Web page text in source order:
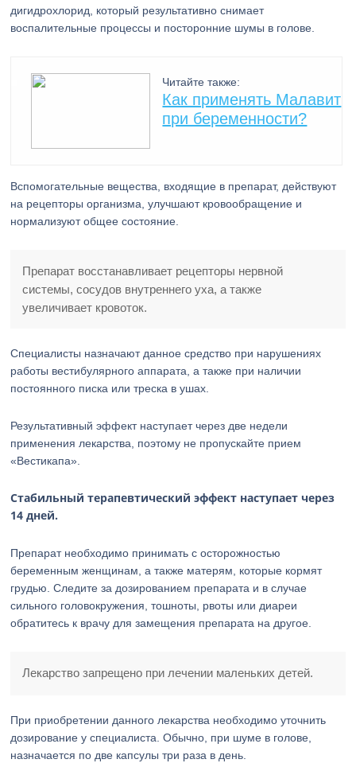
дигидрохлорид, который результативно снимает
воспалительные процессы и посторонние шумы в голове.
Читайте также:
Как применять Малавит
при беременности?
Вспомогательные вещества, входящие в препарат, действуют
на рецепторы организма, улучшают кровообращение и
нормализуют общее состояние.
Препарат восстанавливает рецепторы нервной
системы, сосудов внутреннего уха, а также
увеличивает кровоток.
Специалисты назначают данное средство при нарушениях
работы вестибулярного аппарата, а также при наличии
постоянного писка или треска в ушах.
Результативный эффект наступает через две недели
применения лекарства, поэтому не пропускайте прием
«Вестикапа».
Стабильный терапевтический эффект наступает через
14 дней.
Препарат необходимо принимать с осторожностью
беременным женщинам, а также матерям, которые кормят
грудью. Следите за дозированием препарата и в случае
сильного головокружения, тошноты, рвоты или диареи
обратитесь к врачу для замещения препарата на другое.
Лекарство запрещено при лечении маленьких детей.
При приобретении данного лекарства необходимо уточнить
дозирование у специалиста. Обычно, при шуме в голове,
назначается по две капсулы три раза в день.